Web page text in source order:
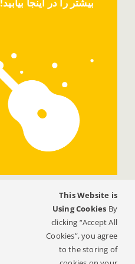
This Website is
Using Cookies By
clicking “Accept All
Cookies”, you agree
to the storing of